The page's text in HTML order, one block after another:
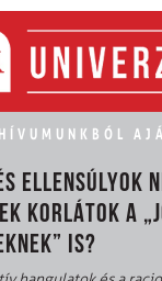
ELLENSÚLYOK
KORLÁTOK A
IS?